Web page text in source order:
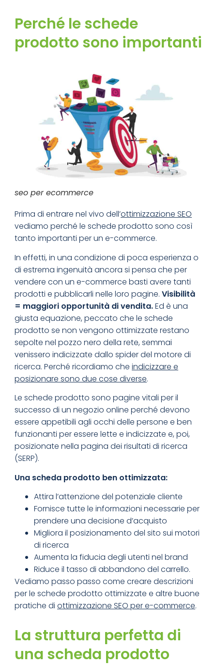
Perché le schede
prodotto sono importanti
seo per ecommerce
Prima di entrare nel vivo dell’ottimizzazione SEO
vediamo perché le schede prodotto sono così
tanto importanti per un e-commerce.
In effetti, in una condizione di poca esperienza o
di estrema ingenuità ancora si pensa che per
vendere con un e-commerce basti avere tanti
prodotti e pubblicarli nelle loro pagine. Visibilità
= maggiori opportunità di vendita.Ed è una
giusta equazione, peccato che le schede
prodotto se non vengono ottimizzate restano
sepolte nel pozzo nero della rete, semmai
venissero indicizzate dallo spider del motore di
ricerca. Perché ricordiamo che indicizzare e
posizionare sono due cose diverse.
Le schede prodotto sono pagine vitali per il
successo di un negozio online perché devono
essere appetibili agli occhi delle persone e ben
funzionanti per essere lette e indicizzate e, poi,
posizionate nella pagina dei risultati di ricerca
(SERP).
Una scheda prodotto ben ottimizzata:
Attira l’attenzione del potenziale cliente
Fornisce tutte le informazioni necessarie per
prendere una decisione d’acquisto
Migliora il posizionamento del sito sui motori
di ricerca
Aumenta la fiducia degli utenti nel brand
Riduce il tasso di abbandono del carrello.
Vediamo passo passo come creare descrizioni
per le schede prodotto ottimizzate e altre buone
pratiche di ottimizzazione SEO per e-commerce.
La struttura perfetta di
una scheda prodotto